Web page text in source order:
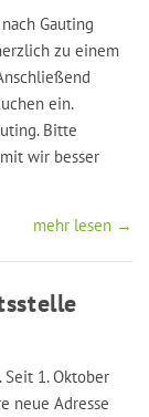
Gauting
zu einem
ein.
Bitte
wir besser
mehr lesen →
Seit 1. Oktober
neue Adresse